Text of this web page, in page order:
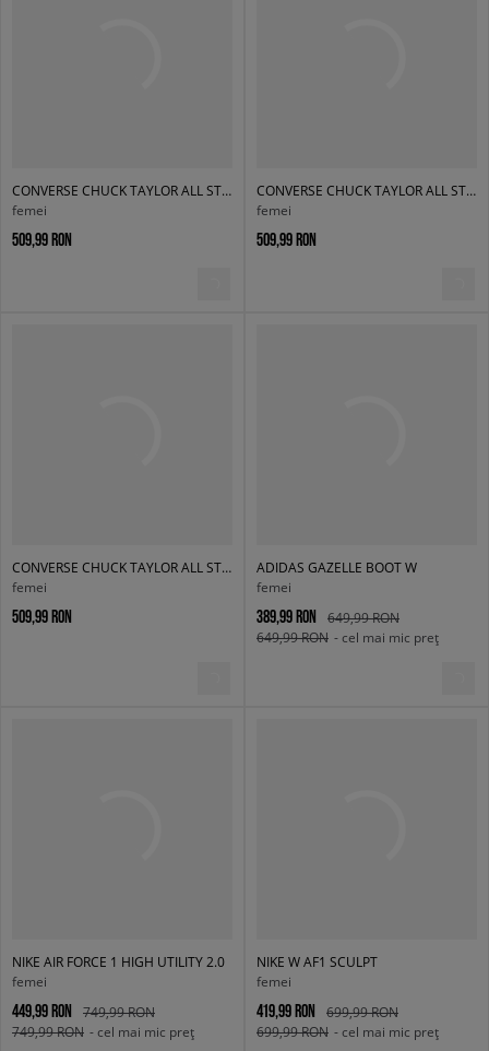
CONVERSE CHUCK TAYLOR ALL STAR ELEMENTS BOOT
femei
509,99 RON
CONVERSE CHUCK TAYLOR ALL STAR ELEMENTS BOOT
femei
509,99 RON
CONVERSE CHUCK TAYLOR ALL STAR ELEMENTS BOOT
femei
509,99 RON
ADIDAS GAZELLE BOOT W
femei
389,99 RON
649,99 RON
649,99 RON - cel mai mic preț
NIKE AIR FORCE 1 HIGH UTILITY 2.0
femei
449,99 RON
749,99 RON
749,99 RON - cel mai mic preț
NIKE W AF1 SCULPT
femei
419,99 RON
699,99 RON
699,99 RON - cel mai mic preț